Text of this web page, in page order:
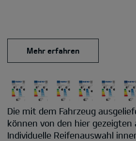
Mehr erfahren
Die mit dem Fahrzeug
können von den hier gezeigten
Individuelle Reifenauswahl